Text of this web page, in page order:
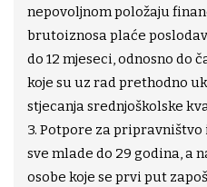
nepovoljnom položaju
brutoiznosa plaće
do 12 mjeseci, odnosno do
koje su uz rad prethodno
stjecanja srednjoškolske
3. Potpore za
sve mlade do 29 godina, a
osobe koje se prvi put